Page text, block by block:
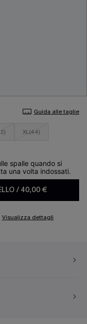
Guida alle taglie
XL(44)
spalle quando si
una volta indossati.
/ 40,00 €
Visualizza dettagli